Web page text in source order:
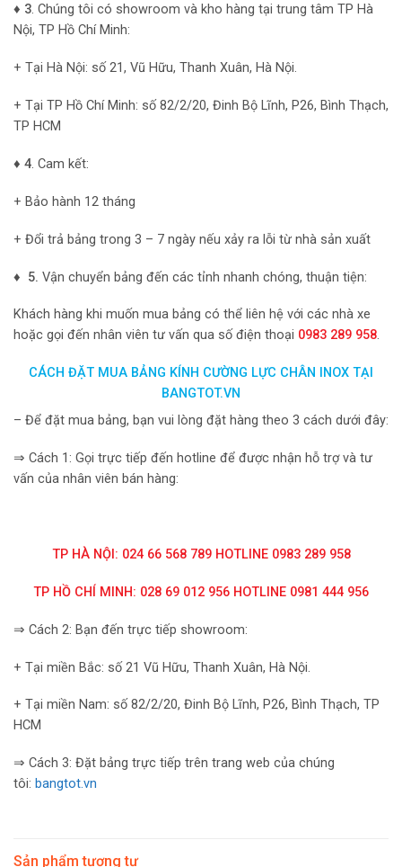
♦ 3. Chúng tôi có showroom và kho hàng tại trung tâm TP Hà
Nội, TP Hồ Chí Minh:
+ Tại Hà Nội: số 21, Vũ Hữu, Thanh Xuân, Hà Nội.
+ Tại TP Hồ Chí Minh: số 82/2/20, Đinh Bộ Lĩnh, P26, Bình Thạch,
TP HCM
♦ 4. Cam kết:
+ Bảo hành 12 tháng
+ Đổi trả bảng trong 3 – 7 ngày nếu xảy ra lỗi từ nhà sản xuất
♦ 5. Vận chuyển bảng đến các tỉnh nhanh chóng, thuận tiện:
Khách hàng khi muốn mua bảng có thể liên hệ với các nhà xe
hoặc gọi đến nhân viên tư vấn qua số điện thoại 0983 289 958.
CÁCH ĐẶT MUA BẢNG KÍNH CƯỜNG LỰC CHÂN INOX TẠI
BANGTOT.VN
– Để đặt mua bảng, bạn vui lòng đặt hàng theo 3 cách dưới đây:
⇒ Cách 1: Gọi trực tiếp đến hotline để được nhận hỗ trợ và tư
vấn của nhân viên bán hàng:
TP HÀ NỘI: 024 66 568 789 HOTLINE 0983 289 958
TP HỒ CHÍ MINH: 028 69 012 956 HOTLINE 0981 444 956
⇒ Cách 2: Bạn đến trực tiếp showroom:
+ Tại miền Bắc: số 21 Vũ Hữu, Thanh Xuân, Hà Nội.
+ Tại miền Nam: số 82/2/20, Đinh Bộ Lĩnh, P26, Bình Thạch, TP
HCM
⇒ Cách 3: Đặt bảng trực tiếp trên trang web của chúng
tôi: bangtot.vn
Sản phẩm tương tự